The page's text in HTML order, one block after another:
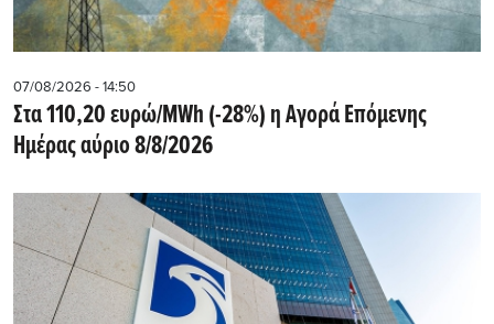
07/08/2026 - 14:50
Στα 110,20 ευρώ/MWh (-28%) η Αγορά Επόμενης
Ημέρας αύριο 8/8/2026